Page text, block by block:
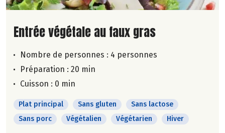
Lire la suite de la recette
Entrée végétale au faux gras
Nombre de personnes : 4 personnes
Préparation : 20 min
Cuisson : 0 min
Plat principal Sans gluten
Sans lactose
Sans porc
Végétalien Végétarien Hiver